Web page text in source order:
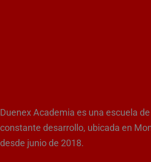
Duenex Academia es una escuela
constante desarrollo, ubicada en
desde junio de 2018.